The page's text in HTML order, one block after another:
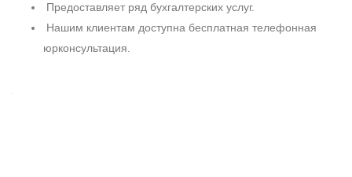
Предоставляет ряд бухгалтерских услуг.
Нашим клиентам доступна бесплатная телефонная
юрконсультация.